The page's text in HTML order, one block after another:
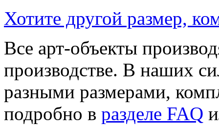
Хотите другой размер,
Все арт-объекты
производстве. В наших
разными размерами,
подробно в разделе FAQ